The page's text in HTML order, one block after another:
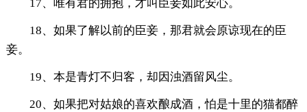
17、唯有君的拥抱，才叫臣妾如此安心。
18、如果了解以前的臣妾，那君就会原谅现在的臣
妾。
19、本是青灯不归客，却因浊酒留风尘。
20、如果把对姑娘的喜欢酿成酒，怕是十里的猫都醉